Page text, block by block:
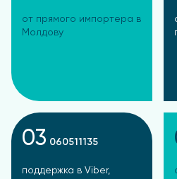
от прямого импортера в
Молдову
03 060511135
поддержка в Viber,